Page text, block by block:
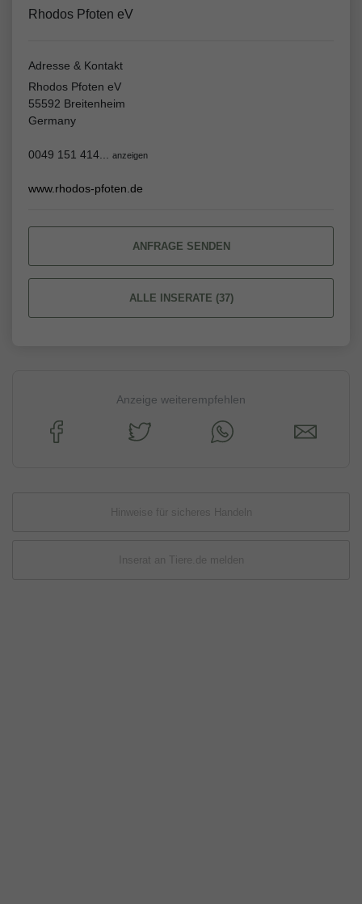
Rhodos Pfoten eV
Adresse & Kontakt
Rhodos Pfoten eV
55592 Breitenheim
Germany
0049 151 414... anzeigen
www.rhodos-pfoten.de
ANFRAGE SENDEN
ALLE INSERATE (37)
Anzeige weiterempfehlen
Hinweise für sicheres Handeln
Inserat an Tiere.de melden